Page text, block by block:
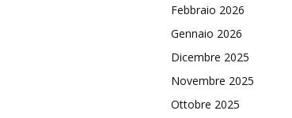
Febbraio 2026
Gennaio 2026
Dicembre 2025
Novembre 2025
Ottobre 2025